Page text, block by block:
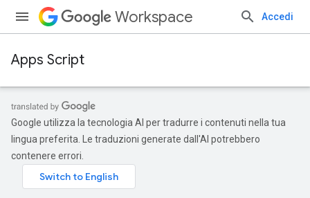
Workspace Accedi
Apps Script
Google utilizza la tecnologia AI per tradurre i contenuti nella tua
lingua preferita. Le traduzioni generate dall'AI potrebbero
contenere errori.